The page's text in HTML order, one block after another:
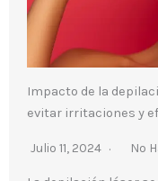
Impacto de la
evitar irritaciones y
Julio 11, 2024 No